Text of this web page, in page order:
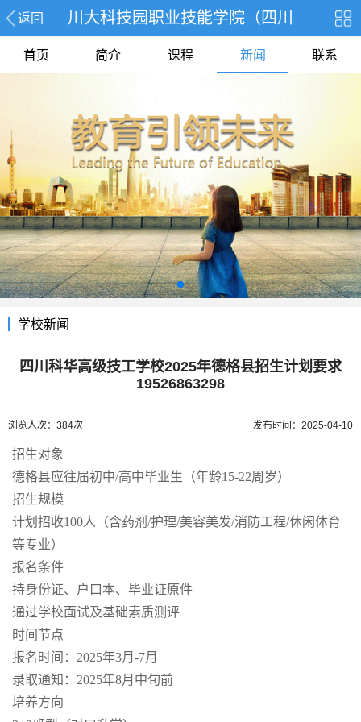
返回 川大科技园职业技能学院（四川
首页 简介 课程 新闻 联系
学校新闻
四川科华高级技工学校2025年德格县招生计划要求
19526863298
浏览人次：384次 发布时间：2025-04-10
招生对象
德格县应往届初中/高中毕业生（年龄15-22周岁）
招生规模
计划招收100人（含药剂/护理/美容美发/消防工程/休闲体育
等专业）
报名条件
持身份证、户口本、毕业证原件
通过学校面试及基础素质测评
时间节点
报名时间：2025年3月-7月
录取通知：2025年8月中旬前
培养方向